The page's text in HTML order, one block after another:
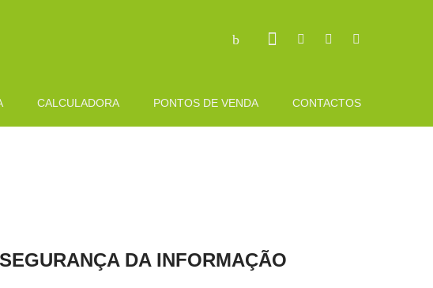
CALCULADORA PONTOS DE VENDA CONTACTOS
DA INFORMAÇÃO